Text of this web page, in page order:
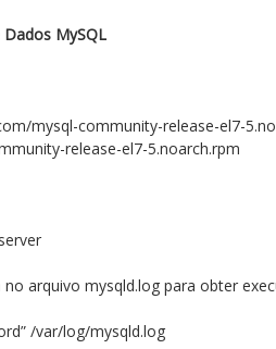
MySQL
mysql-community-release-el7-
release-el7-5.noarch.rpm
arquivo mysqld.log para obter
/var/log/mysqld.log